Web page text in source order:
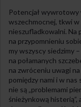
Potencjał wywrotowy
wszechmocnej, tkwi w
nieszufladkowalni. Na
na przypomnieniu
my wszyscy siedzimy
na połamanych
na zwróceniu uwagi
pomiędzy nami i w
nie są „problemami
śnieżynkową histerią”,